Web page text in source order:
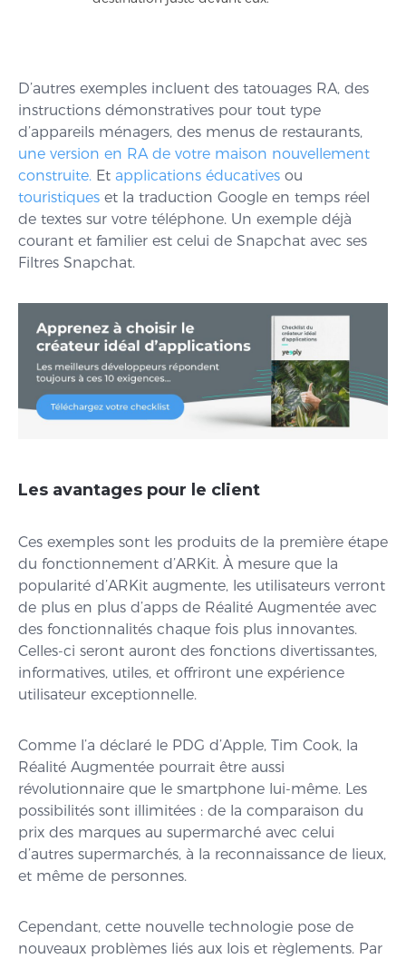
D’autres exemples incluent des tatouages RA, des
instructions démonstratives pour tout type
d’appareils ménagers, des menus de restaurants,
une version en RA de votre maison nouvellement
construite. Et applications éducatives ou
touristiques et la traduction Google en temps réel
de textes sur votre téléphone. Un exemple déjà
courant et familier est celui de Snapchat avec ses
Filtres Snapchat.
Les avantages pour le client
Ces exemples sont les produits de la première étape
du fonctionnement d’ARKit. À mesure que la
popularité d’ARKit augmente, les utilisateurs verront
de plus en plus d’apps de Réalité Augmentée avec
des fonctionnalités chaque fois plus innovantes.
Celles-ci seront auront des fonctions divertissantes,
informatives, utiles, et offriront une expérience
utilisateur exceptionnelle.
Comme l’a déclaré le PDG d’Apple, Tim Cook, la
Réalité Augmentée pourrait être aussi
révolutionnaire que le smartphone lui-même. Les
possibilités sont illimitées : de la comparaison du
prix des marques au supermarché avec celui
d’autres supermarchés, à la reconnaissance de lieux,
et même de personnes.
Cependant, cette nouvelle technologie pose de
nouveaux problèmes liés aux lois et règlements. Par